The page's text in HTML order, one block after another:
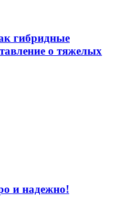
гибридные
о тяжелых
и надежно!